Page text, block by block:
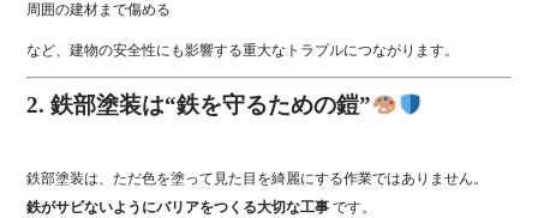
周囲の建材まで傷める
など、建物の安全性にも影響する重大なトラブルにつながります。
2. 鉄部塗装は“鉄を守るための鎧”
鉄部塗装は、ただ色を塗って見た目を綺麗にする作業ではありません。
鉄がサビないようにバリアをつくる大切な工事 です。